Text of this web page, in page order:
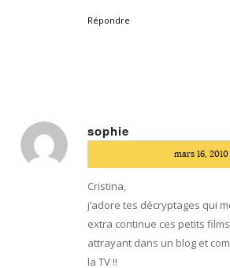
Répondre
sophie
:
mars 16,
Cristina,
j’adore tes décryptages qui
extra continue ces petits
attrayant dans un blog et
la TV !!